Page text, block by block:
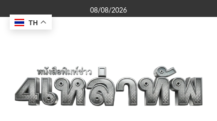
to
content
08/08/2026
TH